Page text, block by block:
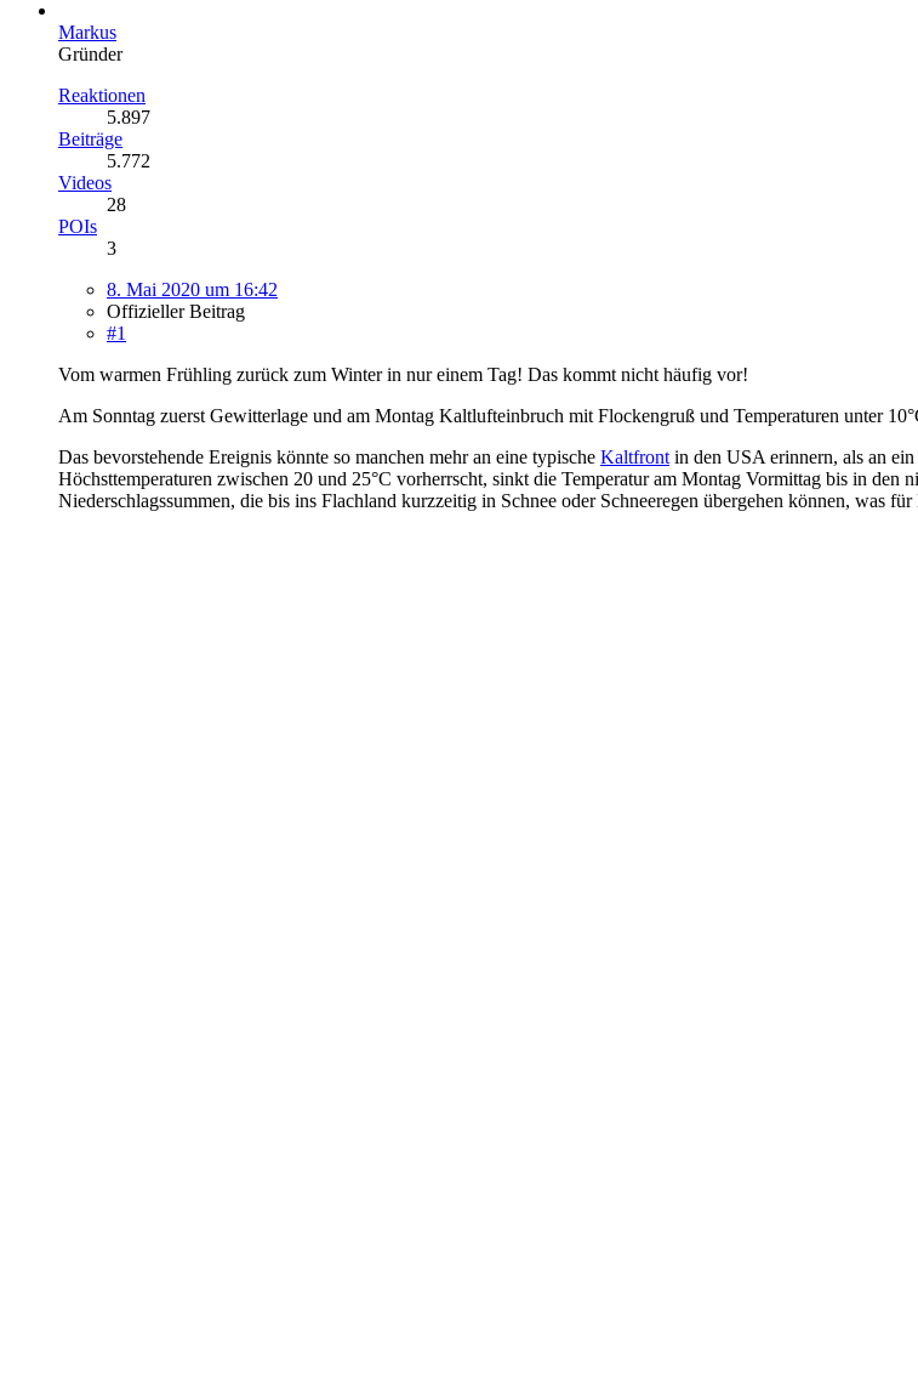
Markus
Gründer
Reaktionen
5.897
Beiträge
5.772
Videos
28
POIs
3
8. Mai 2020 um 16:42
Offizieller Beitrag
#1
Vom warmen Frühling zurück zum Winter in nur einem Tag! Das kommt nicht häufig vor!
Am Sonntag zuerst Gewitterlage und am Montag Kaltlufteinbruch mit Flockengruß und Temperaturen unter
Das bevorstehende Ereignis könnte so manchen mehr an eine typische Kaltfront in den USA erinnern, als an
Höchsttemperaturen zwischen 20 und 25°C vorherrscht, sinkt die Temperatur am Montag Vormittag bis in
Niederschlagssummen, die bis ins Flachland kurzzeitig in Schnee oder Schneeregen übergehen können, was